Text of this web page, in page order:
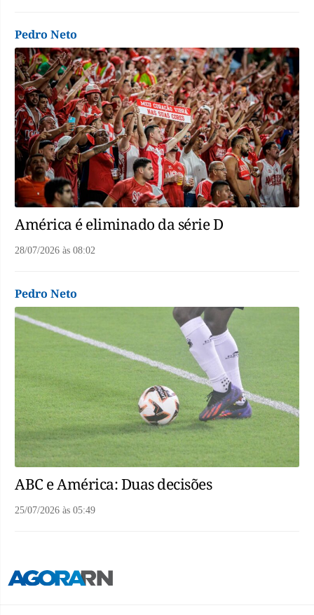
Pedro Neto
América é eliminado da série D
28/07/2026 às 08:02
Pedro Neto
ABC e América: Duas decisões
25/07/2026 às 05:49